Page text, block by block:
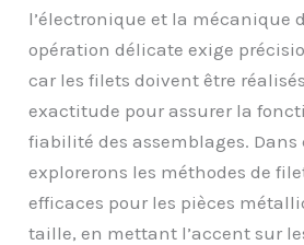
l’électronique et la mécanique
opération délicate exige
car les filets doivent être
exactitude pour assurer la
fiabilité des assemblages.
explorerons les méthodes de
efficaces pour les pièces
taille, en mettant l’accent sur